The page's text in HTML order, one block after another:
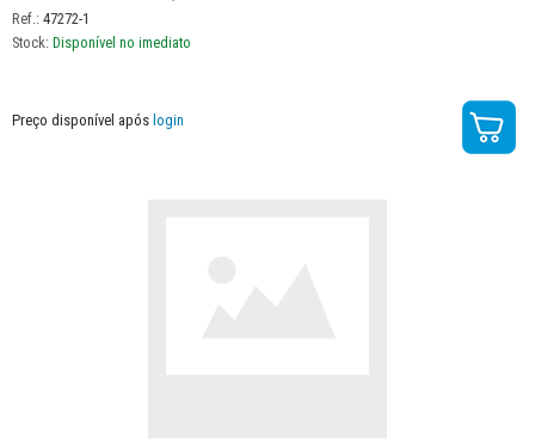
Ref.: 47272-1
Stock: Disponível no imediato
Preço disponível após login